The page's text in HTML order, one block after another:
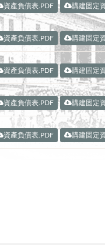
資產負債表.PDF 購建固定
資產負債表.PDF 購建固定
資產負債表.PDF 購建固定
資產負債表.PDF 購建固定
資產負債表.PDF 購建固定